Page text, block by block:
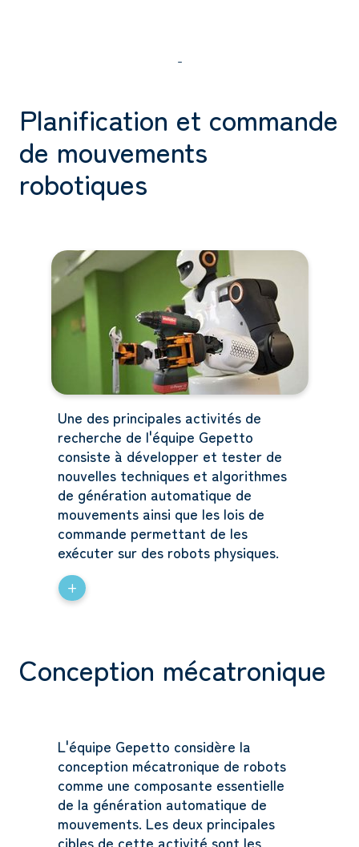
-
Planification et commande
de mouvements
robotiques
Une des principales activités de
recherche de l'équipe Gepetto
consiste à développer et tester de
nouvelles techniques et algorithmes
de génération automatique de
mouvements ainsi que les lois de
commande permettant de les
exécuter sur des robots physiques.
+
Conception mécatronique
L'équipe Gepetto considère la
conception mécatronique de robots
comme une composante essentielle
de la génération automatique de
mouvements. Les deux principales
cibles de cette activité sont les